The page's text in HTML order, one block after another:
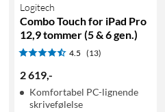
Logitech
Combo Touch for iPad Pro
12,9 tommer (5 & 6 gen.)
4.5 (13)
2 619,-
Komfortabel PC-lignende
skrivefølelse